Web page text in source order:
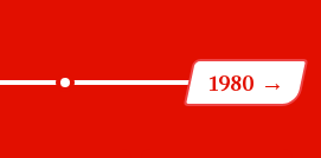
1980 →